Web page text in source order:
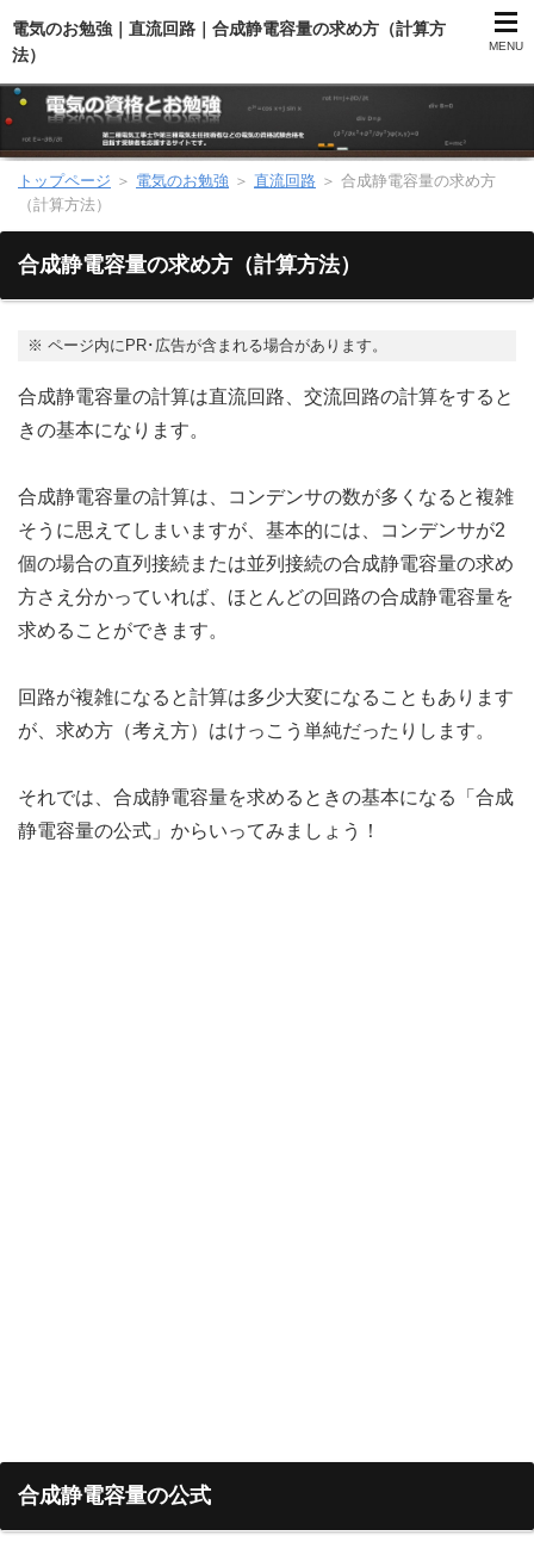
電気のお勉強｜直流回路｜合成静電容量の求め方（計算方
法）
MENU
第二種電気工事士（総合）
第二種電気工事士（学科試験）
電気のお勉強
電気数学のお勉強
トップページ ＞ 電気のお勉強 ＞ 直流回路 ＞ 合成静電容量の求め方
（計算方法）
合成静電容量の求め方（計算方法）
※ ページ内にPR･広告が含まれる場合があります。
合成静電容量の計算は直流回路、交流回路の計算をすると
きの基本になります。
合成静電容量の計算は、コンデンサの数が多くなると複雑
そうに思えてしまいますが、基本的には、コンデンサが2
個の場合の直列接続または並列接続の合成静電容量の求め
方さえ分かっていれば、ほとんどの回路の合成静電容量を
求めることができます。
回路が複雑になると計算は多少大変になることもあります
が、求め方（考え方）はけっこう単純だったりします。
それでは、合成静電容量を求めるときの基本になる「合成
静電容量の公式」からいってみましょう！
合成静電容量の公式